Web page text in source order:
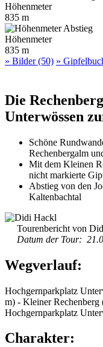
Höhenmeter
835 m
Höhenmeter
835 m
» Bilder (50) »
Die
Unterwössen
Schöne
Rechenbergalm
Mit dem Kleinen
nicht markierte
Abstieg von den
Kaltenbachtal
Tourenbericht von
Datum der Tour:
Wegverlauf:
Hochgernparkplatz
m) - Kleiner Rechenberg
Hochgernparkplatz
Charakter: